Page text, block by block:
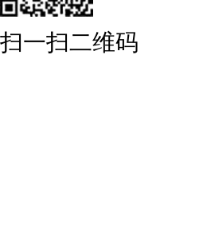
扫一扫二维码